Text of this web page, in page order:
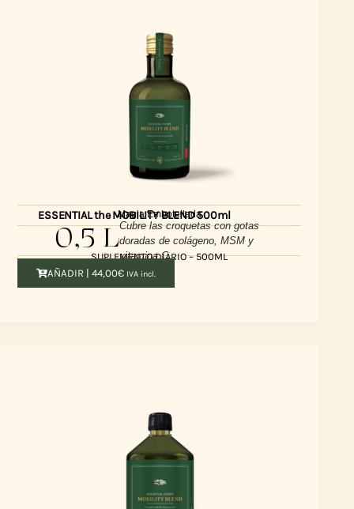
0,5 LCubre las croquetas con gotas
doradas de colágeno, MSM y
vitamina C
SUPLEMENTO DIARIO – 500ML
AÑADIR |44,00€ IVA incl.